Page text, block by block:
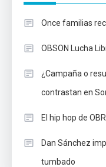
Once familias
OBSON Lucha
¿Campaña o
contrastan en
El hip hop de
Dan Sánchez
tumbado